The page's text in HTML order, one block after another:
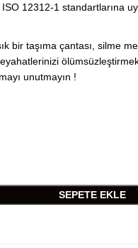
12312-1 standartlarına
bir taşıma çantası, silme
unutmayın !
SEPETE EKLE